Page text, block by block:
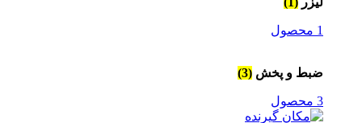
1 محصول
ضبط و پخش (3)
3 محصول